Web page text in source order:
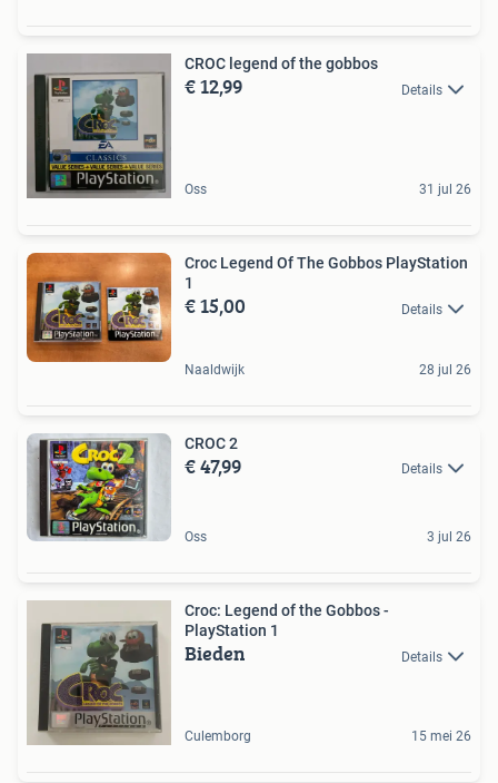
CROC legend of the gobbos
€ 12,99 Details
Oss 31 jul 26
Croc Legend Of The Gobbos PlayStation
1
€ 15,00 Details
Naaldwijk 28 jul 26
CROC 2
€ 47,99 Details
Oss 3 jul 26
Croc: Legend of the Gobbos -
PlayStation 1
Bieden Details
Culemborg 15 mei 26